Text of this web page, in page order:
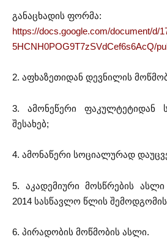
განაცხადის ფორმა:
https://docs.google.com/document/d/
5HCNH0POG9T7zSVdCef6s6AcQ/
2. აფხაზეთიდან დევნილის
3. ამონეწერი ფაკულტეტიდან
შესახებ;
4. ამონაწერი სოციალურად
5. აკადემიური მოსწრების ასლი
2014 სასწავლო წლის შემოდგომის
6. პირადობის მოწმობის ასლი.